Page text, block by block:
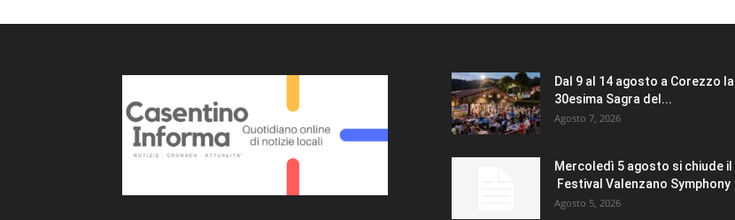
Dal 9 al 14 agosto a Corezzo la
30esima Sagra del...
Agosto 7, 2026
Mercoledì 5 agosto si chiude il
Festival Valenzano Symphony
Agosto 5, 2026